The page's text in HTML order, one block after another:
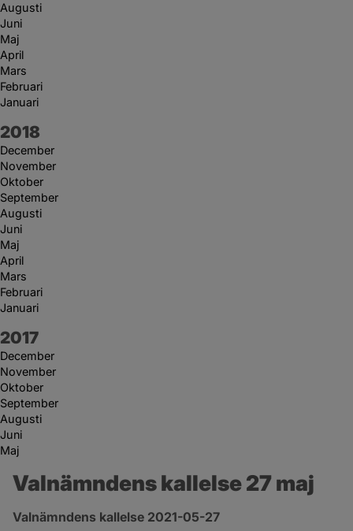
Augusti
Juni
Maj
April
Mars
Februari
Januari
År:
2018
December
November
Oktober
September
Augusti
Juni
Maj
April
Mars
Februari
Januari
År:
2017
December
November
Oktober
September
Augusti
Juni
Maj
Valnämndens kallelse 27 maj
Valnämndens kallelse 2021-05-27